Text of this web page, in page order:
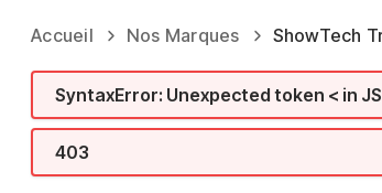
Accueil Nos Marques ShowTech
SyntaxError: Unexpected token < in
403